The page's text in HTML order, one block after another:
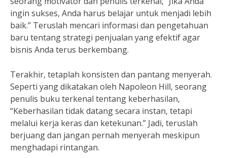
ingin sukses, Anda harus belajar untuk menjadi lebih
baik.” Teruslah mencari informasi dan pengetahuan
baru tentang strategi penjualan yang efektif agar
bisnis Anda terus berkembang.
Terakhir, tetaplah konsisten dan pantang menyerah.
Seperti yang dikatakan oleh Napoleon Hill, seorang
penulis buku terkenal tentang keberhasilan,
“Keberhasilan tidak datang secara instan, tetapi
melalui kerja keras dan ketekunan.” Jadi, teruslah
berjuang dan jangan pernah menyerah meskipun
menghadapi rintangan.